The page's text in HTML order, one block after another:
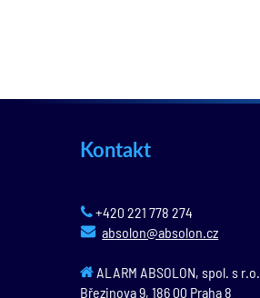
Kontakt
+420 221 778 274
absolon@absolon.cz
ALARM ABSOLON, spol. s r.o.
Březinova 9,186 00 Praha 8